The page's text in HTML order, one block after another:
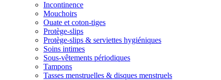
Incontinence
Mouchoirs
Ouate et coton-tiges
Protège-slips
Protège-slips & serviettes hygiéniques
Soins intimes
Sous-vêtements périodiques
Tampons
Tasses menstruelles & disques menstruels